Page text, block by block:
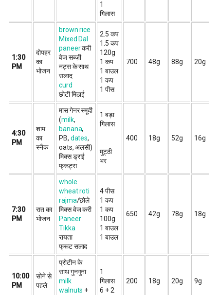
1
गिलास
1:30
PM
दोपहर
का
भोजन
brown rice
Mixed Dal
paneerकरी
वेज सब्ज़ी
नट्स के साथ
सलाद
curd
छोटी मिठाई
2.5 कप
1.5 कप
120g
1 कप
1 बाउल
1 कप
1 पीस
700 48g 88g 20g
4:30
PM
शाम
का
स्नैक
मास गेनर स्मूदी
(milk,
banana,
PB, dates,
oats, अलसी)
मिक्स ड्राई
फ्रूट्स
1 बड़ा
गिलास
मुट्ठी
भर
400 18g 52g 16g
7:30
PM
रात का
भोजन
whole
wheat roti
rajma/छोले
मिक्स वेज करी
Paneer
Tikka
रायता
फ्रूट सलाद
4 पीस
1 कप
1 कप
100g
1 बाउल
1 बाउल
650 42g 78g 18g
10:00
PM
सोने से
पहले
प्रोटीन के
साथ गुनगुना
milk
walnuts +
1
गिलास
6 + 2
200 18g 20g 9g